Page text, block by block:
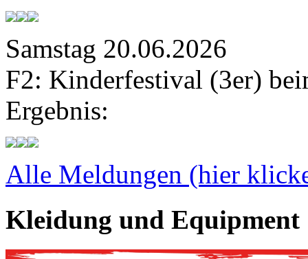
Samstag 20.06.2026
F2: Kinderfestival (3er)
Ergebnis:
Alle Meldungen (hier
Kleidung und Equipment